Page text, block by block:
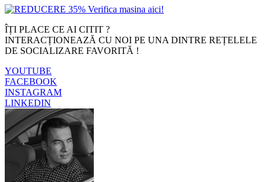
ÎȚI PLACE CE AI CITIT ?
INTERACȚIONEAZĂ CU NOI PE UNA DINTRE REȚELELE
DE SOCIALIZARE FAVORITĂ !
YOUTUBE
FACEBOOK
INSTAGRAM
LINKEDIN